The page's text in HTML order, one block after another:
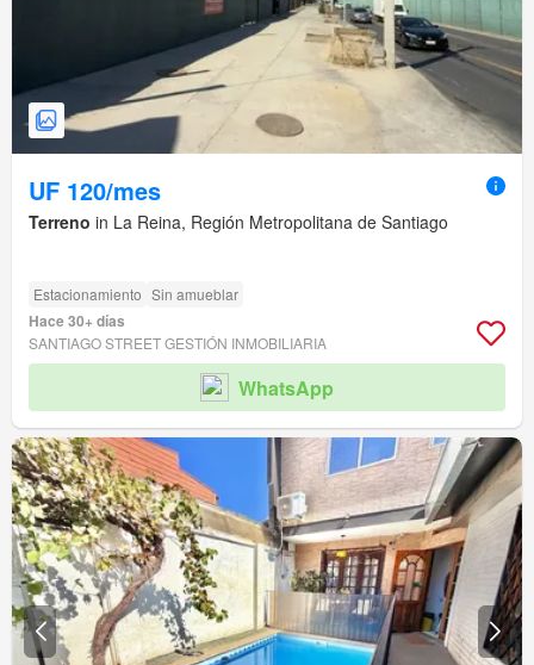
UF 120/mes
Terreno in La Reina, Región Metropolitana de Santiago
Estacionamiento Sin amueblar
Hace 30+ días
SANTIAGO STREET GESTIÓN INMOBILIARIA
WhatsApp